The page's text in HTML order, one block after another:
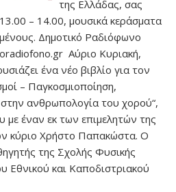
της Ελλάδας, σας
– 14.00, μουσικά κεράσματα
Δημοτικό Ραδιόφωνο
Αύριο Κυριακή,
ένα νέο βιβλίο για τον
– Παγκοσμιοποίηση,
ανθρωπολογία του χορού“,
με έναν εκ των επιμελητών της
κύριο Χρήστο Παπακώστα. Ο
της Σχολής Φυσικής
Εθνικού και Καποδιστριακού